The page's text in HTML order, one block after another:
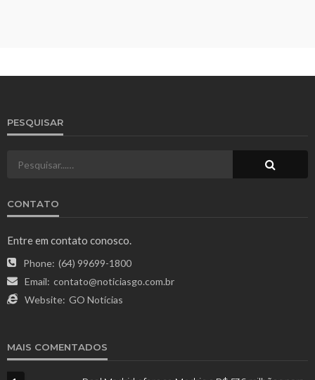
PESQUISAR
CONTATO
Entre em contato conosco.
Phone: (64) 99699-1800
Email: contato@noticiasgo.com.br
Website: GO Notícias
MAIS COMENTADOS